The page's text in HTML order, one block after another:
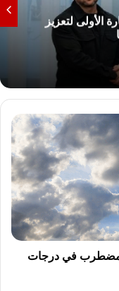
الأولى لتعزيز
مضطرب في درجات